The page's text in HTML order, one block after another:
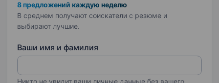
8 предложений каждую неделю
В среднем получают соискатели с резюме и
выбирают лучшие.
Ваши имя и фамилия
Никто не увидит ваши личные данные без вашего